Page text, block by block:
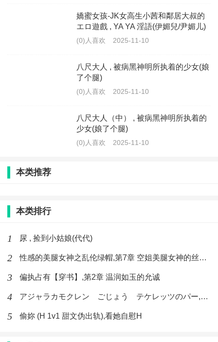
嬌蜜女孩-JK女高生小茜和鄰居大叔的
エロ遊戲 , YA YA 淫語(伊媚兒/尹媚儿)
(0)人喜欢 2025-11-10
八尺大人 , 被病黑神明所执着的少女(娘
了个腿)
(0)人喜欢 2025-11-10
八尺大人（中） , 被病黑神明所执着的
少女(娘了个腿)
(0)人喜欢 2025-11-10
本类推荐
本类排行
1 尿 , 捡到小姑娘(代代)
2 性感的美腿女神之乱伦绿帽,第7章 空姐美腿女神的丝袜足交
3 偏执占有【穿书】,第2章 温润如玉的允诚
4 アジャラカモクレン ごじょう テケレッツのパー,【No. 42 Rube Goldberg Machine】十四
5 偷妳 (H 1v1 甜文伪出轨),看她自慰H